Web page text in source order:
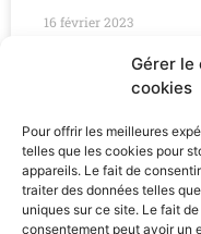
Gérer le
cookies
Pour offrir les meilleures
telles que les cookies pour
appareils. Le fait de
traiter des données telles
uniques sur ce site. Le fait
consentement peut avoir un
16 février 2023